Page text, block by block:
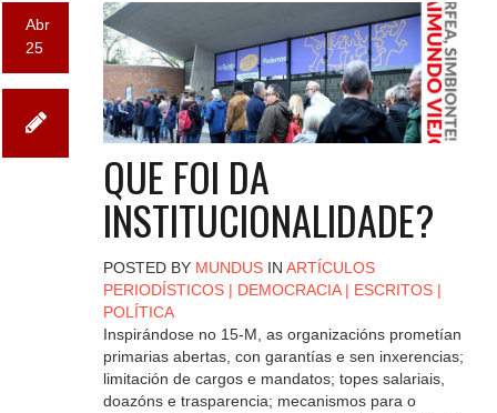
Abr
25
QUE FOI DA
INSTITUCIONALIDADE?
POSTED BY MUNDUSIN ARTÍCULOS
PERIODÍSTICOS| DEMOCRACIA| ESCRITOS|
POLÍTICA
Inspirándose no 15-M, as organizacións prometían
primarias abertas, con garantías e sen inxerencias;
limitación de cargos e mandatos; topes salariais,
doazóns e trasparencia; mecanismos para o